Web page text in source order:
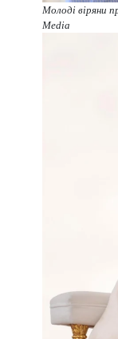
Молоді віряни
Media